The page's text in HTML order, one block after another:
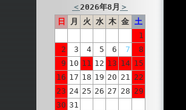
＜2026年8月 ＞
日
月 火 水 木 金 土
1
2
3 4 5 6 7
8
9 10 11 12 13 14 15
16 17 18 19 20 21 22
23 24 25 26 27 28 29
30 31